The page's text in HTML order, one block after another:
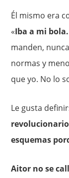
Él mismo era
«Iba a mi bola.
manden,
normas y
que yo. No lo
Le gusta
esquemas
Aitor no se